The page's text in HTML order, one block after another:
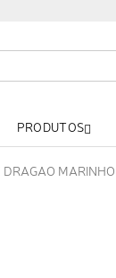
PRODUTOS
DRAGAO